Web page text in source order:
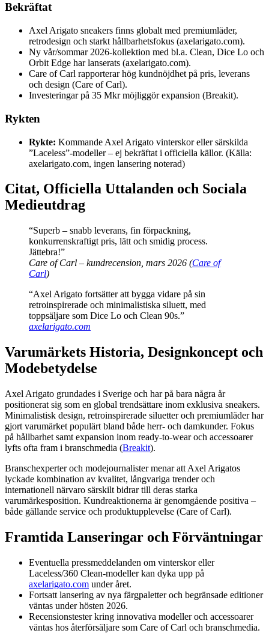
Bekräftat
Axel Arigato sneakers finns globalt med premiumläder,
retrodesign och starkt hållbarhetsfokus (axelarigato.com).
Ny vår/sommar 2026-kollektion med bl.a. Clean, Dice Lo och
Orbit Edge har lanserats (axelarigato.com).
Care of Carl rapporterar hög kundnöjdhet på pris, leverans
och design (Care of Carl).
Investeringar på 35 Mkr möjliggör expansion (Breakit).
Rykten
Rykte: Kommande Axel Arigato vinterskor eller särskilda
”Laceless”-modeller – ej bekräftat i officiella källor. (Källa:
axelarigato.com, ingen lansering noterad)
Citat, Officiella Uttalanden och Sociala
Medieutdrag
“Superb – snabb leverans, fin förpackning,
konkurrenskraftigt pris, lätt och smidig process.
Jättebra!”
Care of Carl – kundrecension, mars 2026 (Care of
Carl)
“Axel Arigato fortsätter att bygga vidare på sin
retroinspirerade och minimalistiska siluett, med
toppsäljare som Dice Lo och Clean 90s.”
axelarigato.com
Varumärkets Historia, Designkoncept och
Modebetydelse
Axel Arigato grundades i Sverige och har på bara några år
positionerat sig som en global trendsättare inom exklusiva sneakers.
Minimalistisk design, retroinspirerade siluetter och premiumläder har
gjort varumärket populärt bland både herr- och damkunder. Fokus
på hållbarhet samt expansion inom ready-to-wear och accessoarer
lyfts ofta fram i branschmedia (Breakit).
Branschexperter och modejournalister menar att Axel Arigatos
lyckade kombination av kvalitet, långvariga trender och
internationell närvaro särskilt bidrar till deras starka
varumärkesposition. Kundreaktionerna är genomgående positiva –
både gällande service och produktupplevelse (Care of Carl).
Framtida Lanseringar och Förväntningar
Eventuella pressmeddelanden om vinterskor eller
Laceless/360 Clean-modeller kan dyka upp på
axelarigato.com under året.
Fortsatt lansering av nya färgpaletter och begränsade editioner
väntas under hösten 2026.
Recensionstester kring innovativa modeller och accessoarer
väntas hos återförsäljare som Care of Carl och branschmedia.